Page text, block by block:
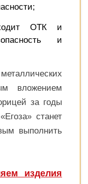
ОТК и
и
вложением
за годы
станет
выполнить
изделия